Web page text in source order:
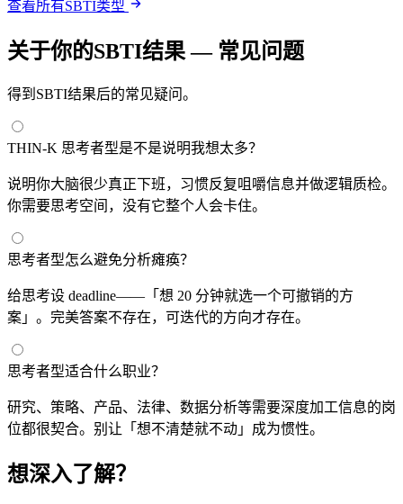
查看所有SBTI类型
关于你的SBTI结果 — 常见问题
得到SBTI结果后的常见疑问。
THIN-K 思考者型是不是说明我想太多？
说明你大脑很少真正下班，习惯反复咀嚼信息并做逻辑质检。
你需要思考空间，没有它整个人会卡住。
思考者型怎么避免分析瘫痪？
给思考设 deadline——「想 20 分钟就选一个可撤销的方
案」。完美答案不存在，可迭代的方向才存在。
思考者型适合什么职业？
研究、策略、产品、法律、数据分析等需要深度加工信息的岗
位都很契合。别让「想不清楚就不动」成为惯性。
想深入了解？